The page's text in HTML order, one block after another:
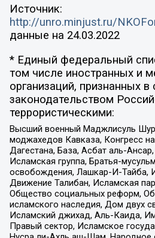
Источник:
http://unro.minjust.ru/
данные на 24.03.2022
* Единый федеральный
том числе иностранных и
организаций, признанных в
законодательством
террористическими:
Высший военный Маджлисуль
моджахедов Кавказа, Конгресс
Дагестана, База, Асбат аль-
Исламская группа, Братья-
освобождения, Лашкар-И-Тайба,
Движение Талибан, Исламская
Общество социальных реформ,
исламского наследия, Дом двух
Исламский джихад, Аль-Каида,
Правый сектор, Исламское